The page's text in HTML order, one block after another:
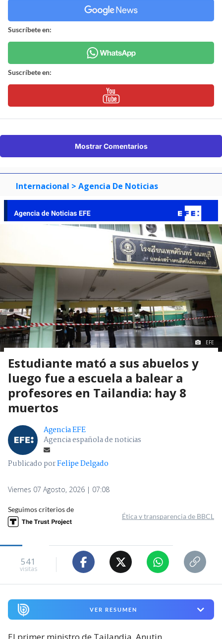
Suscríbete en:
Suscríbete en:
Mostrar Comentarios
Internacional > Agencia De Noticias
EFE
Estudiante mató a sus abuelos y
luego fue a escuela a balear a
profesores en Tailandia: hay 8
muertos
Agencia EFE
Agencia española de noticias
Publicado porFelipe Delgado
Viernes 07 Agosto, 2026 | 07:08
Seguimos criterios de
Ética y transparencia de BBCL
541
visitas
VER RESUMEN